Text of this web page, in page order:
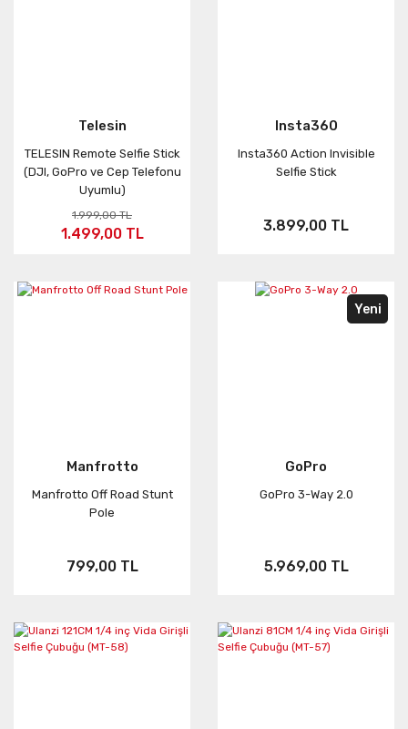
Telesin
TELESIN Remote Selfie Stick
(DJI, GoPro ve Cep Telefonu
Uyumlu)
1.999,00 TL
1.499,00 TL
Insta360
Insta360 Action Invisible
Selfie Stick
3.899,00 TL
Manfrotto
Manfrotto Off Road Stunt
Pole
799,00 TL
Yeni
GoPro
GoPro 3-Way 2.0
5.969,00 TL